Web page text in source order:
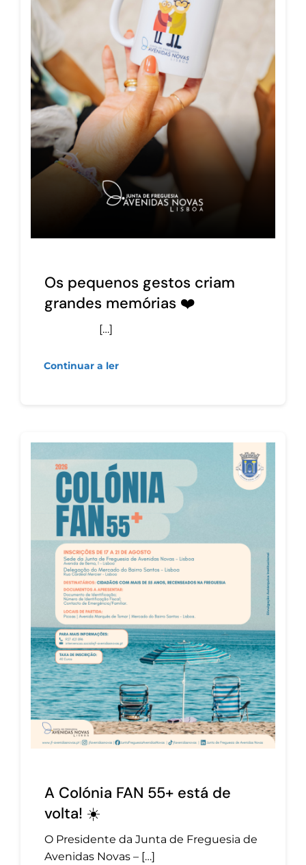
Os pequenos gestos criam
grandes memórias ❤️
[…]
Continuar a ler
A Colónia FAN 55+ está de
volta! ☀️
O Presidente da Junta de Freguesia de
Avenidas Novas – […]